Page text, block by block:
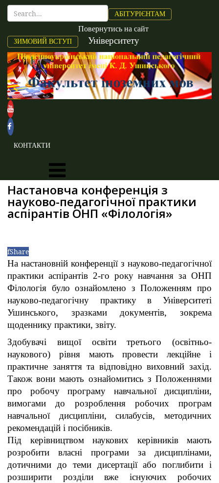
АБІТУРІЄНТАМ
ЗИМОВИЙ ВСТУП
Повернутись на сайт
Університету
КОНТАКТИ
Настановча конференція з
науково-педагогічної практики
аспірантів ОНП «Філологія»
fShare
На настановній конференції з науково-педагогічної
практики аспірантів 2-го року навчання за ОНП
Філологія було ознайомлено з Положенням про
науково-педагогічну практику в Університеті
Ушинського, зразками документів, зокрема
щоденнику практики, звіту.
Здобувачі вищої освіти третього (освітньо-
наукового) рівня мають провести лекційне і
практичне заняття та відповідно виховний захід.
Також вони мають ознайомитись з Положеннями
про робочу програму навчальної дисципліни,
вимогами до розроблення робочих програм
навчальної дисципліни, силабусів, методичних
рекомендацій і посібників.
Під керівництвом наукових керівників мають
розробити власні програми за дисциплінами,
дотичними до теми дисертації або поглибити і
розширити розділи вже існуючих робочих